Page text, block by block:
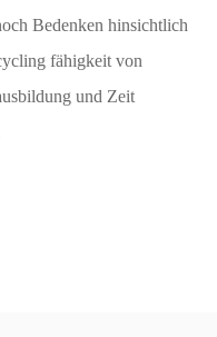
Bedenken hinsichtlich
fähigkeit von
und Zeit